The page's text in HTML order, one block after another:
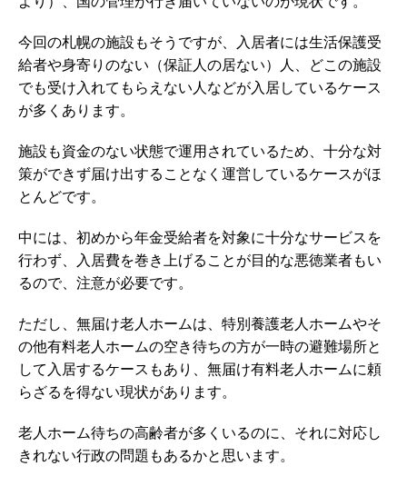
今回の札幌の施設もそうですが、入居者には生活保護受
給者や身寄りのない（保証人の居ない）人、どこの施設
でも受け入れてもらえない人などが入居しているケース
が多くあります。
施設も資金のない状態で運用されているため、十分な対
策ができず届け出することなく運営しているケースがほ
とんどです。
中には、初めから年金受給者を対象に十分なサービスを
行わず、入居費を巻き上げることが目的な悪徳業者もい
るので、注意が必要です。
ただし、無届け老人ホームは、特別養護老人ホームやそ
の他有料老人ホームの空き待ちの方が一時の避難場所と
して入居するケースもあり、無届け有料老人ホームに頼
らざるを得ない現状があります。
老人ホーム待ちの高齢者が多くいるのに、それに対応し
きれない行政の問題もあるかと思います。